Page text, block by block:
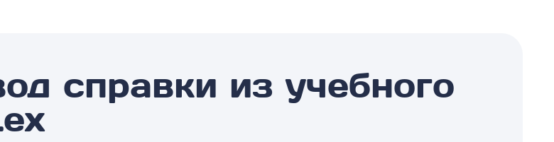
справки из учебного